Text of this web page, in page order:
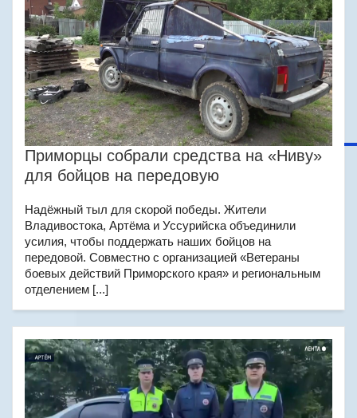
Приморцы собрали средства на «Ниву»
для бойцов на передовую
Надёжный тыл для скорой победы. Жители
Владивостока, Артёма и Уссурийска объединили
усилия, чтобы поддержать наших бойцов на
передовой. Совместно с организацией «Ветераны
боевых действий Приморского края» и региональным
отделением [...]